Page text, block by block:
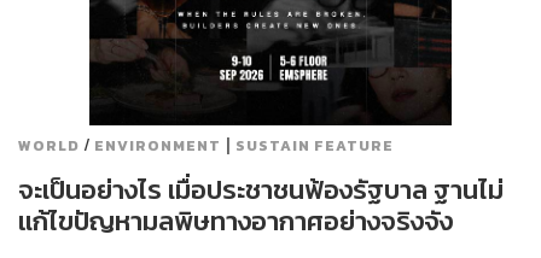
WORLD / ENVIRONMENT | SUSTAIN FEATURE
จะเป็นอย่างไร เมื่อประชาชนฟ้องรัฐบาล ฐานไม่
แก้ไขปัญหามลพิษทางอากาศอย่างจริงจัง